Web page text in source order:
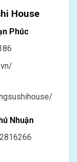
House
Phúc
Nhuận